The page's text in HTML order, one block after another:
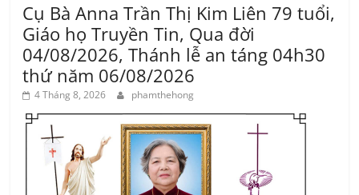
Cụ Bà Anna Trần Thị Kim Liên 79 tuổi,
Giáo họ Truyền Tin, Qua đời
04/08/2026, Thánh lễ an táng 04h30
thứ năm 06/08/2026
4 Tháng 8, 2026 phamthehong